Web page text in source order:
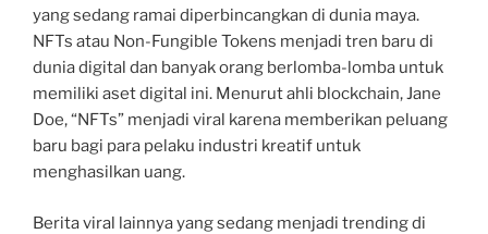
yang sedang ramai diperbincangkan di dunia maya.
NFTs atau Non-Fungible Tokens menjadi tren baru di
dunia digital dan banyak orang berlomba-lomba untuk
memiliki aset digital ini. Menurut ahli blockchain, Jane
Doe, “NFTs” menjadi viral karena memberikan peluang
baru bagi para pelaku industri kreatif untuk
menghasilkan uang.
Berita viral lainnya yang sedang menjadi trending di